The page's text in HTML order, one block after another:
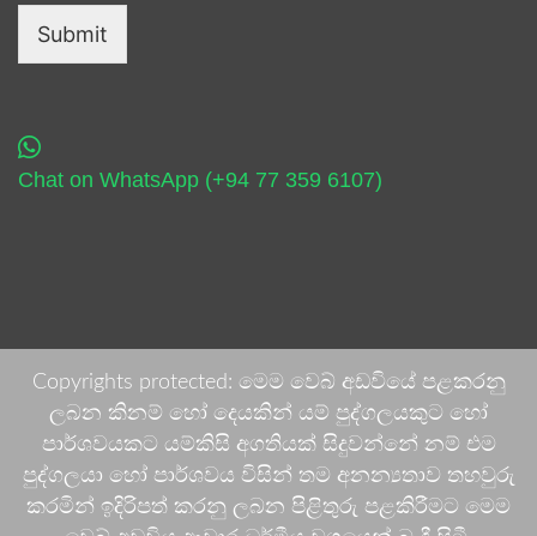
Submit
Chat on WhatsApp (+94 77 359 6107)
Copyrights protected: මෙම වෙබ් අඩවියේ පළකරනු
ලබන කිනම් හෝ දෙයකින් යම් පුද්ගලයකුට හෝ
පාර්ශවයකට යම්කිසි අගතියක් සිදුවන්නේ නම් එම
පුද්ගලයා හෝ පාර්ශවය විසින් තම අනන්‍යතාව තහවුරු
කරමින් ඉදිරිපත් කරනු ලබන පිළිතුරු පළකිරීමට මෙම